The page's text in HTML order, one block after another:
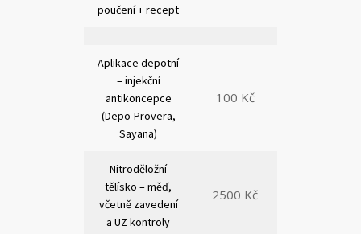
poučení + recept
Aplikace depotní
– injekční
antikoncepce
(Depo-Provera,
Sayana)
100 Kč
Nitroděložní
tělísko – měď,
včetně zavedení
a UZ kontroly
2500 Kč